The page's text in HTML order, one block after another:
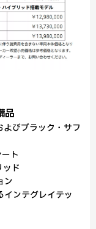
品
びブラック・サフ
ト
ド
ン
インテグレイテッ